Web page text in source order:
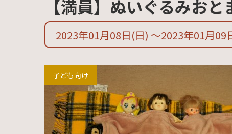
【満員】ぬいぐるみおと
2023年01月08日(日) 〜2023年01月09
子ども向け